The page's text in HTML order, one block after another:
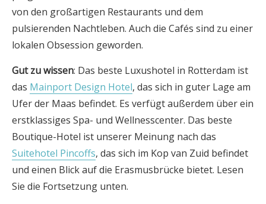
von den großartigen Restaurants und dem
pulsierenden Nachtleben. Auch die Cafés sind zu einer
lokalen Obsession geworden.
Gut zu wissen: Das beste Luxushotel in Rotterdam ist
das Mainport Design Hotel, das sich in guter Lage am
Ufer der Maas befindet. Es verfügt außerdem über ein
erstklassiges Spa- und Wellnesscenter. Das beste
Boutique-Hotel ist unserer Meinung nach das
Suitehotel Pincoffs, das sich im Kop van Zuid befindet
und einen Blick auf die Erasmusbrücke bietet. Lesen
Sie die Fortsetzung unten.